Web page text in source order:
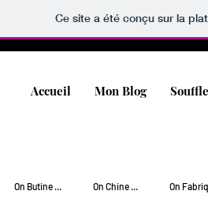
Ce site a été conçu sur la
Accueil Mon Blog
On Butine ... On Chine ... On